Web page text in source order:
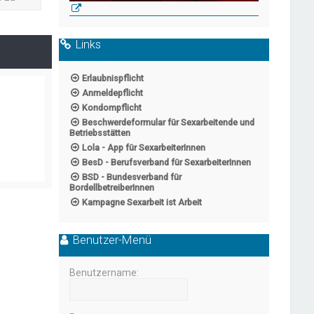
Links
Erlaubnispflicht
Anmeldepflicht
Kondompflicht
Beschwerdeformular für Sexarbeitende und
Betriebsstätten
Lola - App für SexarbeiterInnen
BesD - Berufsverband für SexarbeiterInnen
BSD - Bundesverband für
BordellbetreiberInnen
Kampagne Sexarbeit ist Arbeit
Benutzer-Menü
Benutzername: